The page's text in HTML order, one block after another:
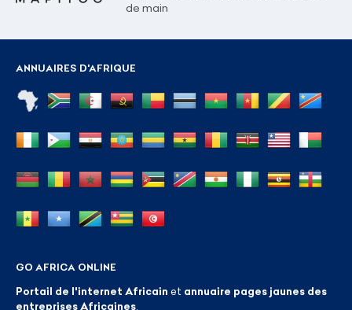
de main
ANNUAIRES D'AFRIQUE
GO AFRICA ONLINE
Portail de l'internet Africain et annuaire pages jaunes des
entreprises Africaines